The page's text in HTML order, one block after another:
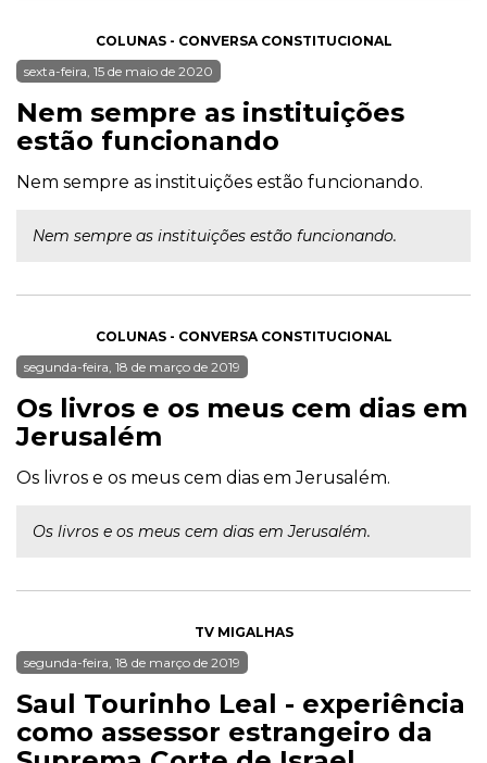
COLUNAS - CONVERSA CONSTITUCIONAL
sexta-feira, 15 de maio de 2020
Nem sempre as instituições
estão funcionando
Nem sempre as instituições estão funcionando.
Nem sempre as instituições estão funcionando.
COLUNAS - CONVERSA CONSTITUCIONAL
segunda-feira, 18 de março de 2019
Os livros e os meus cem dias em
Jerusalém
Os livros e os meus cem dias em Jerusalém.
Os livros e os meus cem dias em Jerusalém.
TV MIGALHAS
segunda-feira, 18 de março de 2019
Saul Tourinho Leal - experiência
como assessor estrangeiro da